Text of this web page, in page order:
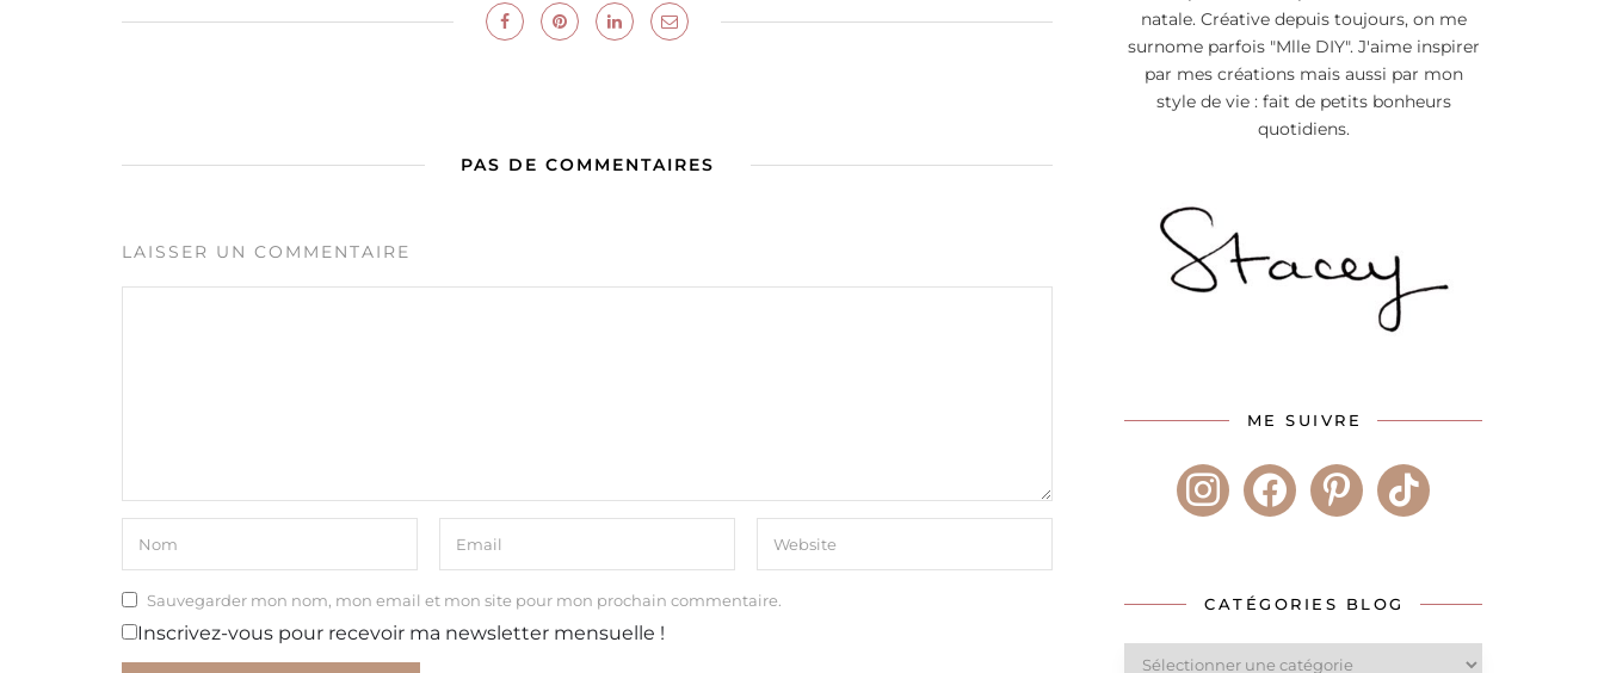
PAS DE COMMENTAIRES
LAISSER UN COMMENTAIRE
Sauvegarder mon nom, mon email et mon site pour mon prochain commentaire.
Inscrivez-vous pour recevoir ma newsletter mensuelle !
natale. Créative depuis toujours, on me
surnome parfois "Mlle DIY". J'aime inspirer
par mes créations mais aussi par mon
style de vie : fait de petits bonheurs
quotidiens.
ME SUIVRE
instagramfacebookpinteresttiktok
CATÉGORIES BLOG
Catégories